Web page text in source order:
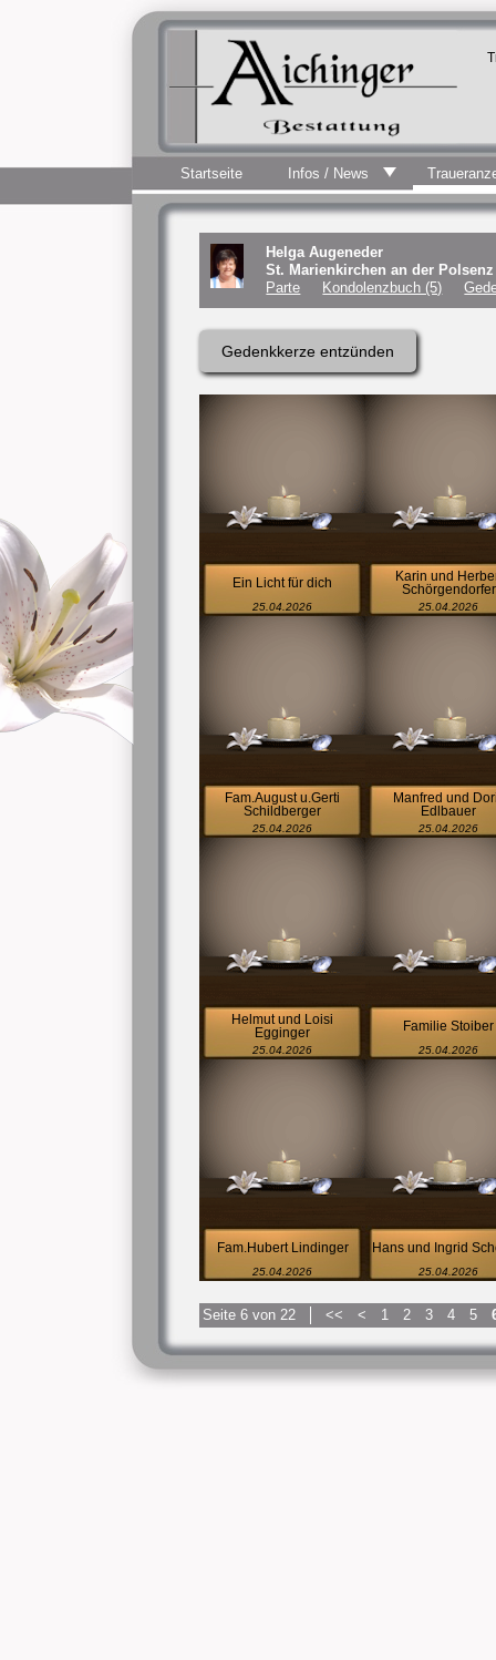
Startseite Infos / News
Helga Augeneder
St. Marienkirchen an der
Parte
Kondolenzbuch (5)
Gedenkkerze entzünden
Ein Licht für dich
25.04.2026
Karin und
Schörgendorfer
25.04.2026
Fam.August u.Gerti
Schildberger
25.04.2026
Manfred und
Edlbauer
25.04.2026
Helmut und Loisi
Egginger
25.04.2026
Familie Stoiber
25.04.2026
Fam.Hubert Lindinger
25.04.2026
Hans und Ingrid
25.04.2026
Seite 6 von 22 << < 1 2 3 4 5